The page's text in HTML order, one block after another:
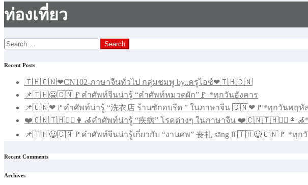
ท่องเที่ยว
Search
for:
Recent Posts
🇹🇭🇨🇳❤CN102-ภาษาจีนทั่วไป กลุ่มชมพู by..ครูไอซ์❤🇹🇭🇨🇳
📌🇹🇭😀🇨🇳🚩คำศัพท์จีนน่ารู้ “คำศัพท์หมวดผัก”🚩 *ทุกวันอังคาร
📌🇨🇳❤🚩คำศัพท์น่ารู้ “洗衣店 ร้านซักอบรีด ” ในภาษาจีน 🇨🇳❤🚩*ทุกวันพฤหั
❤️🇨🇳🇹🇭🧑‍⚕️👩‍🦽คำศัพท์น่ารู้ “疾病” โรคต่างๆ ในภาษาจีน
📌🇹🇭😀🇨🇳🚩คำศัพท์จีนน่ารู้เกี่ยวกับ “งานศพ” 丧礼 sāng lǐ 🇹🇭😀🇨🇳🚩 *ทุกวั
Recent Comments
Archives